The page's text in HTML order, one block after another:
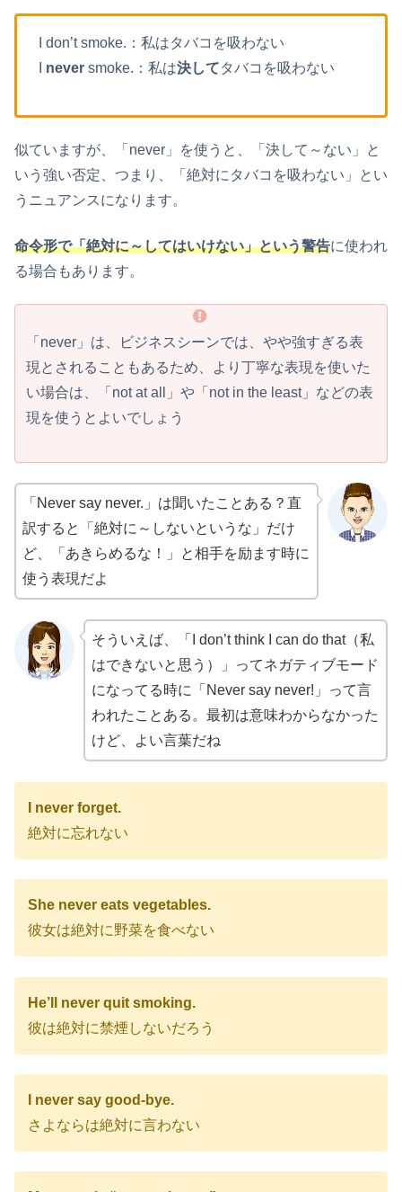
I don’t smoke.：私はタバコを吸わない
never smoke.：私は決してタバコを吸わない
似ていますが、「never」を使うと、「決して～ない」と
いう強い否定、つまり、「絶対にタバコを吸わない」とい
うニュアンスになります。
命令形で「絶対に～してはいけない」という警告に使われ
る場合もあります。
「never」は、ビジネスシーンでは、やや強すぎる表
現とされることもあるため、より丁寧な表現を使いた
い場合は、「not at all」や「not in the least」などの表
現を使うとよいでしょう
「Never say never.」は聞いたことある？直
訳すると「絶対に～しないというな」だけ
ど、「あきらめるな！」と相手を励ます時に
使う表現だよ
そういえば、「I don’t think I can do that（私
はできないと思う）」ってネガティブモード
になってる時に「Never say never!」って言
われたことある。最初は意味わからなかった
けど、よい言葉だね
I never forget.
絶対に忘れない
She never eats vegetables.
彼女は絶対に野菜を食べない
He’ll never quit smoking.
彼は絶対に禁煙しないだろう
I never say good-bye.
さよならは絶対に言わない